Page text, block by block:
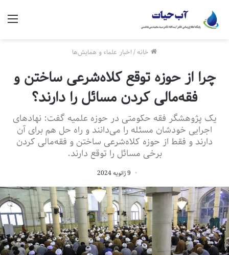
خانه/اخبار علماء و همایش‌ها
چرا از حوزه توقع کلاه‌شرعی ساختن و
فقه‌مالی کردن مسائل را دارند؟
یک پژوهشگر فقه حکومتی در حوزه علمیه گفت: نهادهای
اجرایی خودشان مسئله را می‌دانند و راه حل هم برای آن
دارند و فقط از حوزه کلاه‌شرعی ساختن و فقه‌مالی کردن
برخی مسائل را توقع دارند.
9 ژانویه 2024